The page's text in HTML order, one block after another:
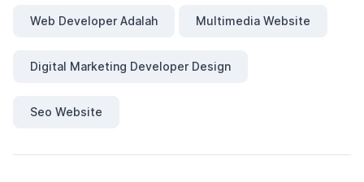
Web Developer Adalah Multimedia Website
Digital Marketing Developer Design
Seo Website